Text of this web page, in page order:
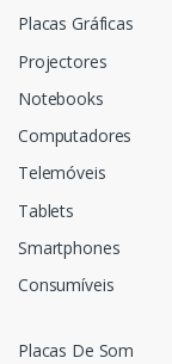
Placas Gráficas
Projectores
Notebooks
Computadores
Telemóveis
Tablets
Smartphones
Consumíveis
Placas De Som